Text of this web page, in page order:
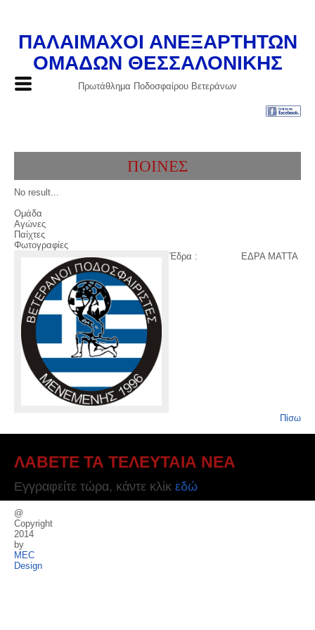
ΠΑΛΑΙΜΑΧΟΙ ΑΝΕΞΑΡΤΗΤΩΝ
ΟΜΑΔΩΝ ΘΕΣΣΑΛΟΝΙΚΗΣ
Πρωτάθλημα Ποδοσφαίρου Βετεράνων
ΠΟΙΝΕΣ
No result...
Ομάδα
Αγώνες
Παίχτες
Φωτογραφίες
Έδρα :
ΕΔΡΑ ΜΑΤΤΑ
Πίσω
ΛΑΒΕΤΕ ΤΑ ΤΕΛΕΥΤΑΙΑ ΝΕΑ
Εγγραφείτε τώρα, κάντε κλίκ εδώ
@
Copyright
2014
by
MEC
Design